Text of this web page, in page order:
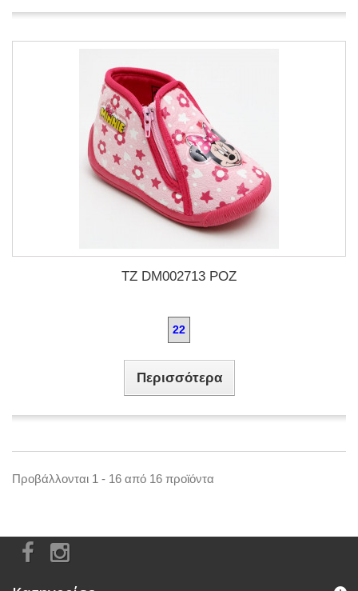
TZ DM002713 ΡΟΖ
22
Περισσότερα
Προβάλλονται 1 - 16 από 16 προϊόντα